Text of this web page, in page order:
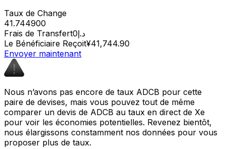
Taux de Change
41.744900
Frais de Transfert د.إ0
Le Bénéficiaire Reçoit¥41,744.90
Envoyer maintenant
Nous n’avons pas encore de taux ADCB pour cette
paire de devises, mais vous pouvez tout de même
comparer un devis de ADCB au taux en direct de Xe
pour voir les économies potentielles. Revenez bientôt,
nous élargissons constamment nos données pour vous
proposer plus de taux.